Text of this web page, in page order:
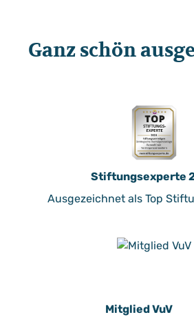
Ganz schön
Stiftungsexperte
Ausgezeichnet als Top
Mitglied VuV